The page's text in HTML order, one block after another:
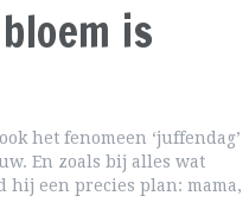
is
het fenomeen ‘juffendag’
En zoals bij alles wat
hij een precies plan: mama,